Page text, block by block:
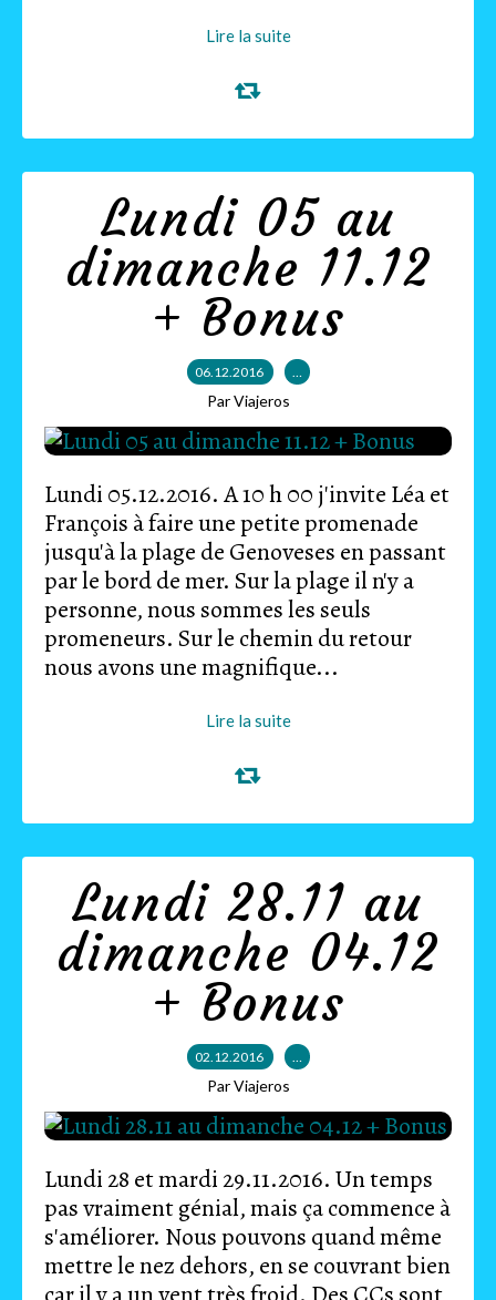
Lire la suite
Lundi 05 au
dimanche 11.12
+ Bonus
06.12.2016 …
Par Viajeros
Lundi 05.12.2016. A 10 h 00 j'invite Léa et
François à faire une petite promenade
jusqu'à la plage de Genoveses en passant
par le bord de mer. Sur la plage il n'y a
personne, nous sommes les seuls
promeneurs. Sur le chemin du retour
nous avons une magnifique...
Lire la suite
Lundi 28.11 au
dimanche 04.12
+ Bonus
02.12.2016 …
Par Viajeros
Lundi 28 et mardi 29.11.2016. Un temps
pas vraiment génial, mais ça commence à
s'améliorer. Nous pouvons quand même
mettre le nez dehors, en se couvrant bien